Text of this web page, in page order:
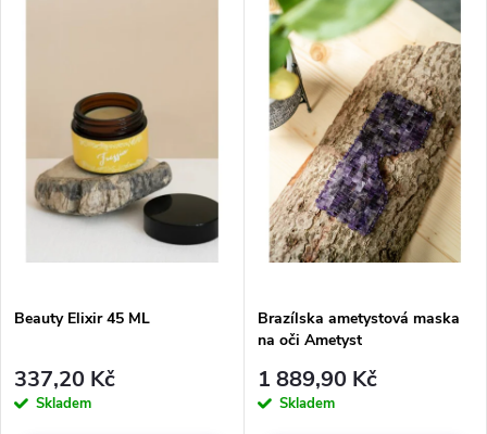
Beauty Elixir 45 ML
337,20 Kč
Skladem
Brazílska ametystová maska
na oči Ametyst
1 889,90 Kč
Skladem